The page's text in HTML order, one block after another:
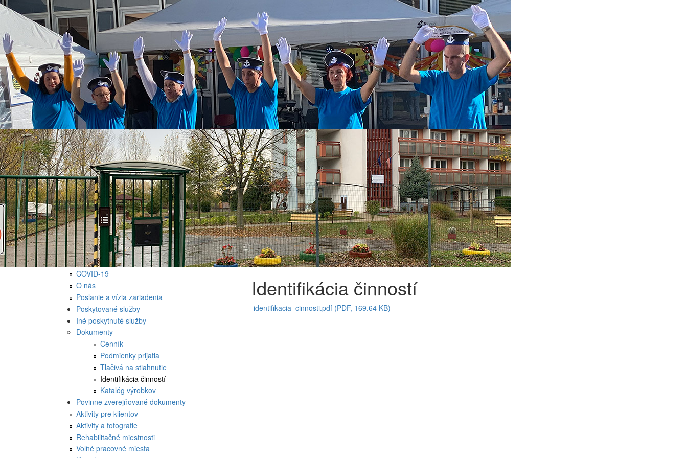
COVID-19
O nás
Poslanie a vízia zariadenia
Poskytované služby
Iné poskytnuté služby
Dokumenty
Cenník
Podmienky prijatia
Tlačivá na stiahnutie
Identifikácia činností
Katalóg výrobkov
Povinne zverejňované dokumenty
Aktivity pre klientov
Aktivity a fotografie
Rehabilitačné miestnosti
Voľné pracovné miesta
Identifikácia činností
identifikacia_cinnosti.pdf (PDF, 169.64 KB)